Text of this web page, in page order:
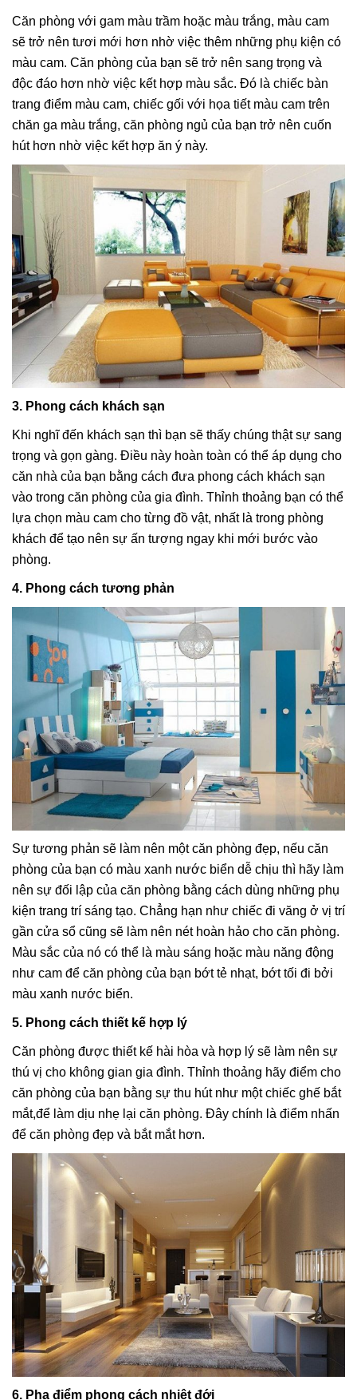
Căn phòng với gam màu trầm hoặc màu trắng, màu cam
sẽ trở nên tươi mới hơn nhờ việc thêm những phụ kiện có
màu cam. Căn phòng của bạn sẽ trở nên sang trọng và
độc đáo hơn nhờ việc kết hợp màu sắc. Đó là chiếc bàn
trang điểm màu cam, chiếc gối với họa tiết màu cam trên
chăn ga màu trắng, căn phòng ngủ của bạn trở nên cuốn
hút hơn nhờ việc kết hợp ăn ý này.
3. Phong cách khách sạn
Khi nghĩ đến khách sạn thì bạn sẽ thấy chúng thật sự sang
trọng và gọn gàng. Điều này hoàn toàn có thể áp dụng cho
căn nhà của bạn bằng cách đưa phong cách khách sạn
vào trong căn phòng của gia đình. Thỉnh thoảng bạn có thể
lựa chọn màu cam cho từng đồ vật, nhất là trong phòng
khách để tạo nên sự ấn tượng ngay khi mới bước vào
phòng.
4. Phong cách tương phản
Sự tương phản sẽ làm nên một căn phòng đẹp, nếu căn
phòng của bạn có màu xanh nước biển dễ chịu thì hãy làm
nên sự đối lập của căn phòng bằng cách dùng những phụ
kiện trang trí sáng tạo. Chẳng hạn như chiếc đi văng ở vị trí
gần cửa sổ cũng sẽ làm nên nét hoàn hảo cho căn phòng.
Màu sắc của nó có thể là màu sáng hoặc màu năng động
như cam để căn phòng của bạn bớt tẻ nhạt, bớt tối đi bởi
màu xanh nước biển.
5. Phong cách thiết kế hợp lý
Căn phòng được thiết kế hài hòa và hợp lý sẽ làm nên sự
thú vị cho không gian gia đình. Thỉnh thoảng hãy điểm cho
căn phòng của bạn bằng sự thu hút như một chiếc ghế bắt
mắt,để làm dịu nhẹ lại căn phòng. Đây chính là điểm nhấn
để căn phòng đẹp và bắt mắt hơn.
6. Pha điểm phong cách nhiệt đới